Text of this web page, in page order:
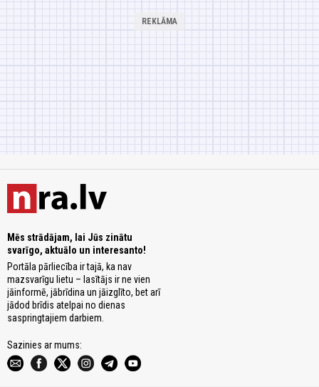
Mēs strādājam, lai Jūs zinātu
svarīgo, aktuālo un interesanto!
Portāla pārliecība ir tajā, ka nav
mazsvarīgu lietu – lasītājs ir ne vien
jāinformē, jābrīdina un jāizglīto, bet arī
jādod brīdis atelpai no dienas
saspringtajiem darbiem.
Sazinies ar mums: